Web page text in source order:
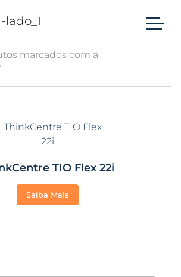
marcados com a
TIO Flex 22i
Saiba Mais